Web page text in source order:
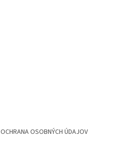
OCHRANA OSOBNÝCH ÚDAJOV